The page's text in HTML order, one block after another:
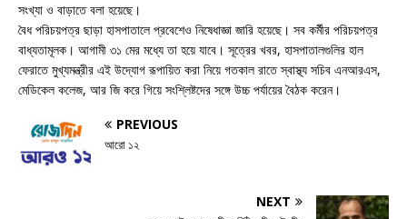
সংখ্যা ও বাড়াতে বলা হয়েছে।
বৈধ পরিচয়পত্র ছাড়া হাসপাতালে প্রবেশেও নিষেধাজ্ঞা জারি হয়েছে। সব কর্মীর পরিচয়পত্র
বাধ্যতামূলক। আগামী ৩১ মের মধ্যে তা হয়ে যাবে। সূত্রের খবর, হাসপাতালগুলির হাল
ফেরাতে মুখ্যমন্ত্রীর এই উদ্যোগ রূপায়িত করা নিয়ে গতকাল রাতে স্বাস্থ্য সচিব এনআরএস,
মেডিকেল কলেজ, আর জি করে গিয়ে সংশ্লিষ্টদের সঙ্গে উচ্চ পর্যায়ের বৈঠক করেন।
PREVIOUS
আরো ১২
NEXT